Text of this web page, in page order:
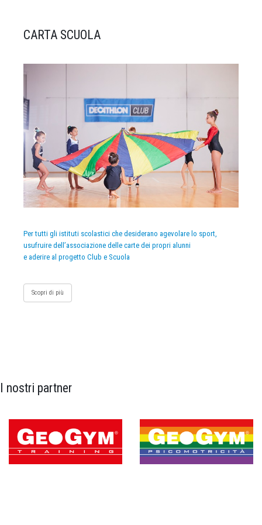
CARTA SCUOLA
Per tutti gli istituti scolastici che desiderano agevolare lo sport,
usufruire dell’associazione delle carte dei propri alunni
e aderire al progetto Club e Scuola
Scopri di più
I nostri partner